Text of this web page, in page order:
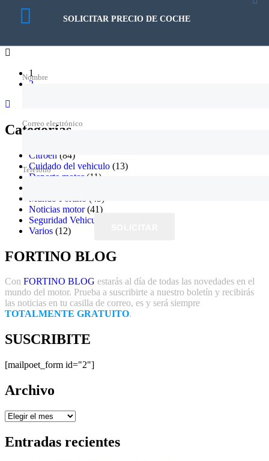
No hay comentarios
1
2
Categorías
Citroën (84)
Cuidado del vehiculo (13)
Deporte motor(11)
Mundo Fortino (45)
Noticias motor(41)
Seguridad Vehicular
Varios (12)
FORTINO BLOG
Con FORTINO BLOG estarás al día de todas las novedades en el
mundo del motor. Prueba a suscribirte a nuestro boletín y recibirás
las noticias en tu casilla de correo, es y será siempre
TOTALMENTE GRATUITO.
SUSCRIBITE
[mailpoet_form id="2"]
Archivo
Archivo
Entradas recientes
SOLICITAR PRECIO DE COCHE
Nombre
Correo electrónico
Teléfono